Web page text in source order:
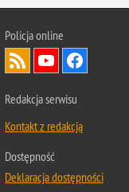
Policja online
Redakcja serwisu
Kontakt z redakcją
Dostępność
Deklaracja dostępności